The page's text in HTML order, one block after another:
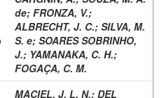
de; FRONZA, V.;
ALBRECHT, J. C.; SILVA, M.
S. e; SOARES SOBRINHO,
J.; YAMANAKA, C. H.;
FOGAÇA, C. M.
MACIEL, J. L. N.; DEL